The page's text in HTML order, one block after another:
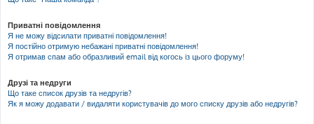
Приватні повідомлення
Я не можу відсилати приватні повідомлення!
Я постійно отримую небажані приватні повідомлення!
Я отримав спам або образливий email від когось із цього форуму!
Друзі та недруги
Що таке список друзів та недругів?
Як я можу додавати / видаляти користувачів до мого списку друзів або недругів?